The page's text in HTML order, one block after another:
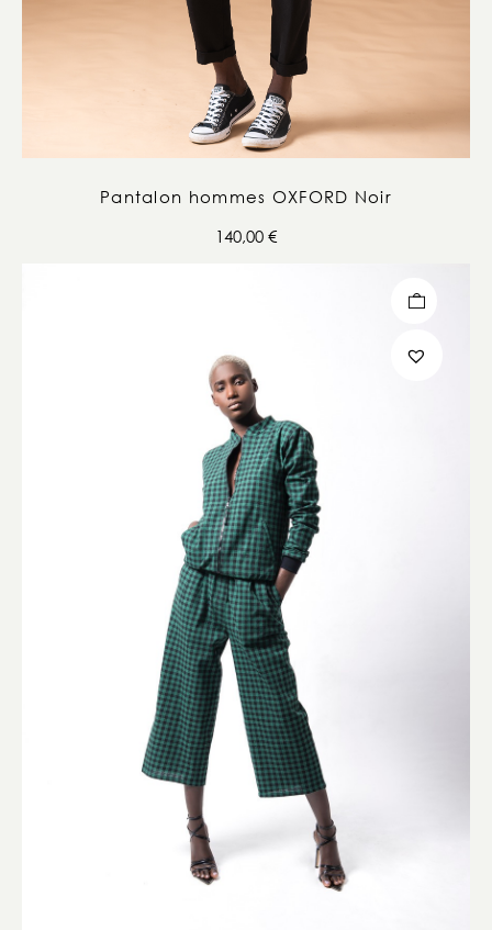
Pantalon hommes OXFORD Noir
140,00 €